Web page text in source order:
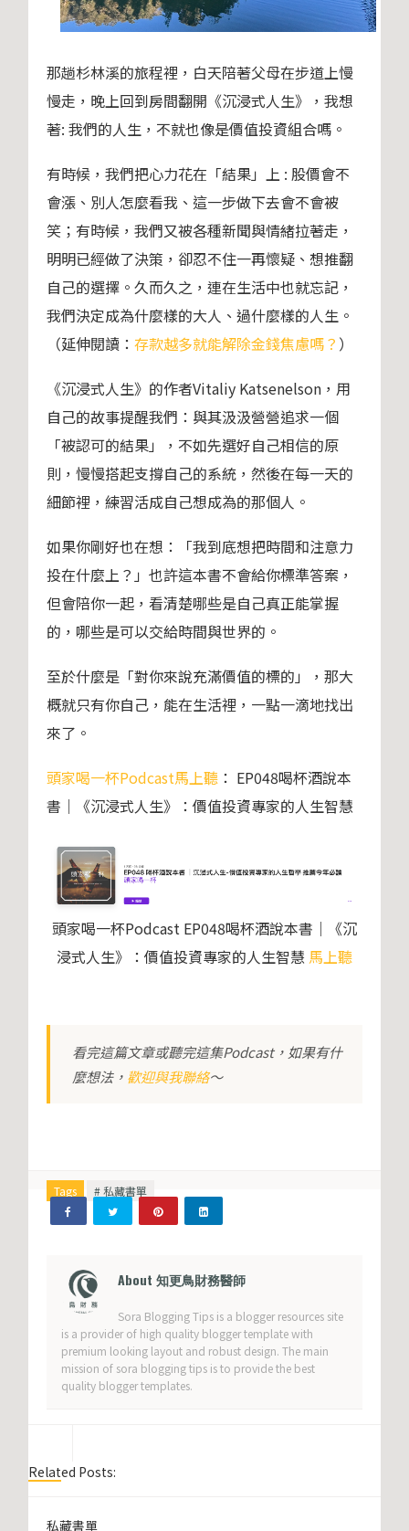
那趟杉林溪的旅程裡，白天陪著父母在步道上慢
慢走，晚上回到房間翻開《沉浸式人生》，我想
著: 我們的人生，不就也像是價值投資組合嗎。
有時候，我們把心力花在「結果」上 : 股價會不
會漲、別人怎麼看我、這一步做下去會不會被
笑；有時候，我們又被各種新聞與情緒拉著走，
明明已經做了決策，卻忍不住一再懷疑、想推翻
自己的選擇。久而久之，連在生活中也就忘記，
我們決定成為什麼樣的大人、過什麼樣的人生。
（延伸閱讀： 存款越多就能解除金錢焦慮嗎？ ）
《沉浸式人生》的作者Vitaliy Katsenelson，用
自己的故事提醒我們：與其汲汲營營追求一個
「被認可的結果」，不如先選好自己相信的原
則，慢慢搭起支撐自己的系統，然後在每一天的
細節裡，練習活成自己想成為的那個人。
如果你剛好也在想：「我到底想把時間和注意力
投在什麼上？」也許這本書不會給你標準答案，
但會陪你一起，看清楚哪些是自己真正能掌握
的，哪些是可以交給時間與世界的。
至於什麼是「對你來說充滿價值的標的」，那大
概就只有你自己，能在生活裡，一點一滴地找出
來了。
頭家喝一杯Podcast馬上聽 ： EP048喝杯酒說本
書｜《沉浸式人生》：價值投資專家的人生智慧
頭家喝一杯Podcast EP048喝杯酒說本書｜《沉
浸式人生》：價值投資專家的人生智慧 馬上聽
看完這篇文章或聽完這集Podcast，如果有什
麼想法， 歡迎與我聯絡～
Tags # 私藏書單
About 知更鳥財務醫師
Sora Blogging Tips is a blogger resources site
is a provider of high quality blogger template with
premium looking layout and robust design. The main
mission of sora blogging tips is to provide the best
quality blogger templates.
Related Posts:
私藏書單